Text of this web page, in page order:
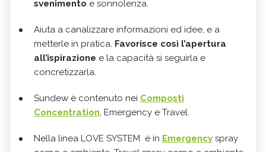
svenimento e sonnolenza.
Aiuta a canalizzare informazioni ed idee, e a
metterle in pratica. Favorisce così l’apertura
all’ispirazione e la capacità si seguirla e
concretizzarla.
Sundew è contenuto nei Composti
Concentration, Emergency e Travel.
Nella linea LOVE SYSTEM è in Emergency spray